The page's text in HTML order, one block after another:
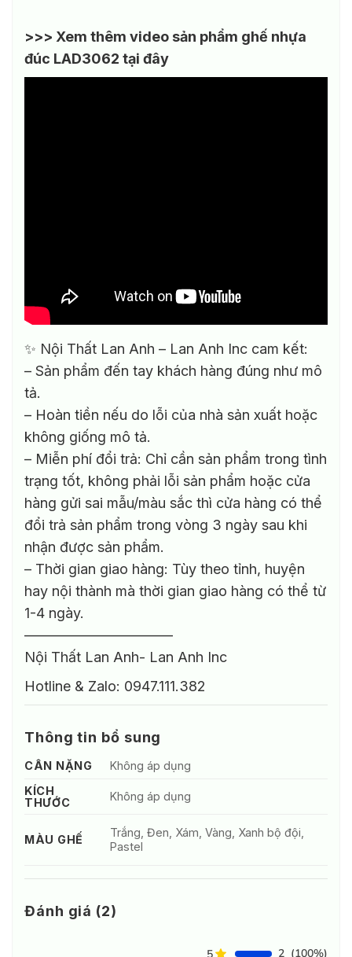
>>> Xem thêm video sản phẩm ghế nhựa
đúc LAD3062 tại đây
✨ Nội Thất Lan Anh – Lan Anh Inc cam kết:
– Sản phẩm đến tay khách hàng đúng như mô
tả.
– Hoàn tiền nếu do lỗi của nhà sản xuất hoặc
không giống mô tả.
– Miễn phí đổi trả: Chỉ cần sản phẩm trong tình
trạng tốt, không phải lỗi sản phẩm hoặc cửa
hàng gửi sai mẫu/màu sắc thì cửa hàng có thể
đổi trả sản phẩm trong vòng 3 ngày sau khi
nhận được sản phẩm.
– Thời gian giao hàng: Tùy theo tỉnh, huyện
hay nội thành mà thời gian giao hàng có thể từ
1-4 ngày.
——————————–
Nội Thất Lan Anh- Lan Anh Inc
Hotline & Zalo: 0947.111.382
Thông tin bổ sung
CÂN NẶNG
Không áp dụng
KÍCH
THƯỚC
Không áp dụng
MÀU GHẾ
Trắng, Đen, Xám, Vàng, Xanh bộ đội,
Pastel
Đánh giá (2)
2 (100%)